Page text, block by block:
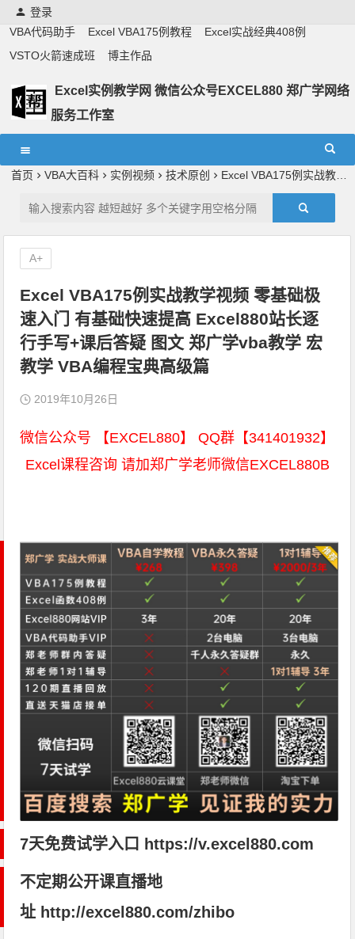
登录
VBA代码助手
Excel VBA175例教程
Excel实战经典408例
VSTO火箭速成班
博主作品
Excel实例教学网 微信公众号EXCEL880 郑广学网络
服务工作室
首页
VBA大百科 实例视频 技术原创 Excel VBA175例实战教学视频 零基础极速入门 有基础快速提高 Excel880站长逐行手写+课后答疑 图文 郑广学vba教学 宏教学 VBA编程宝典高级篇
Excel VBA175例实战教学视频 零基础极
速入门 有基础快速提高 Excel880站长逐
行手写+课后答疑 图文 郑广学vba教学 宏
教学 VBA编程宝典高级篇
2019年10月26日
微信公众号 【EXCEL880】 QQ群【341401932】
Excel课程咨询 请加郑广学老师微信EXCEL880B
7天免费试学入口 https://v.excel880.com
不定期公开课直播地
址 http://excel880.com/zhibo
A+